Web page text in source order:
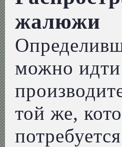
жалюжи
можно
той же,